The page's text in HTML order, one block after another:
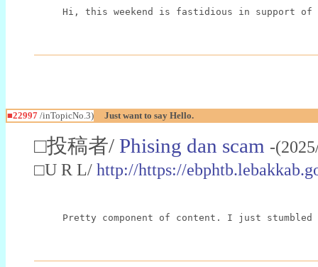
Hi, this weekend is fastidious in support of
■22997 /inTopicNo.3) Just want to say Hello.
□投稿者/ Phising dan scam -
□U R L/ http://https://
Pretty component of content. I just